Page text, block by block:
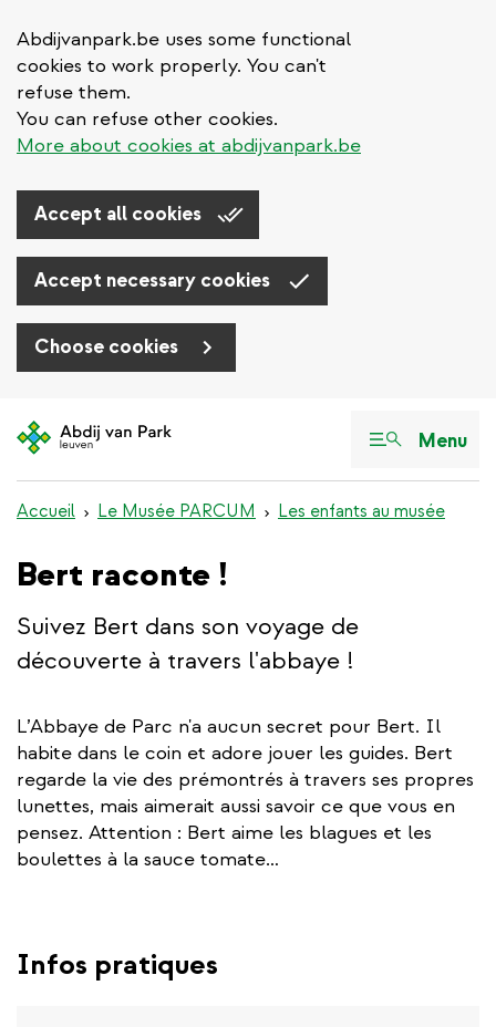
Abdijvanpark.be uses some functional
cookies to work properly. You can't
refuse them.
You can refuse other cookies.
More about cookies at abdijvanpark.be
Accept all cookies
Accept necessary cookies
Choose cookies
au
Menu
Accueil Le Musée PARCUM Les enfants au musée
Bert raconte !
Suivez Bert dans son voyage de
découverte à travers l'abbaye !
L’Abbaye de Parc n'a aucun secret pour Bert. Il
habite dans le coin et adore jouer les guides. Bert
regarde la vie des prémontrés à travers ses propres
lunettes, mais aimerait aussi savoir ce que vous en
pensez. Attention : Bert aime les blagues et les
boulettes à la sauce tomate…
Infos pratiques